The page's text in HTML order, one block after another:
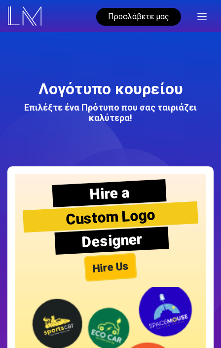
Προσλάβετε μας
Λογότυπο κουρείου
Επιλέξτε ένα Πρότυπο που σας ταιριάζει
καλύτερα!
Hire a
Custom Logo
Designer
Hire Us